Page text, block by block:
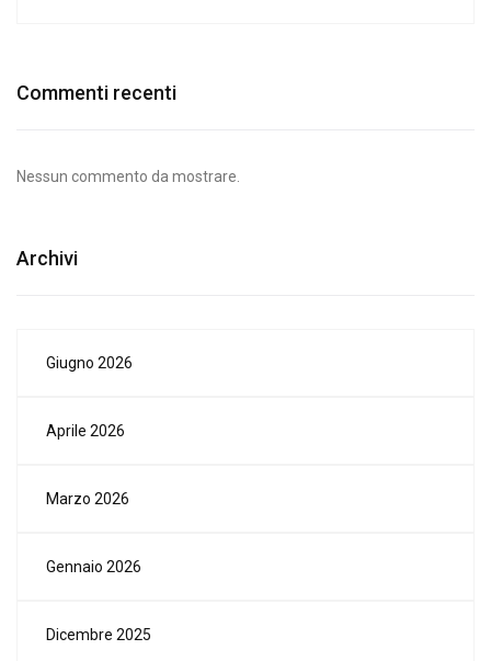
Commenti recenti
Nessun commento da mostrare.
Archivi
Giugno 2026
Aprile 2026
Marzo 2026
Gennaio 2026
Dicembre 2025